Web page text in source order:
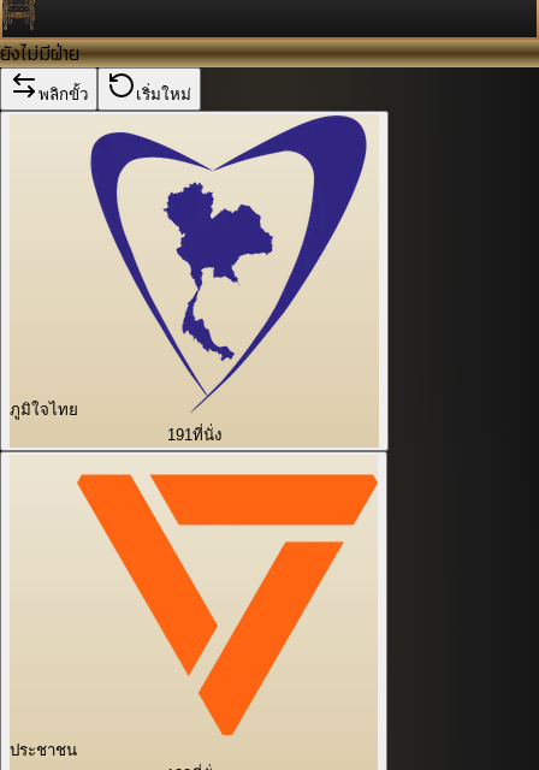
ยังไม่มีฝ่าย
พลิกขั้ว เริ่มใหม่
ภูมิใจไทย
191ที่นั่ง
ประชาชน